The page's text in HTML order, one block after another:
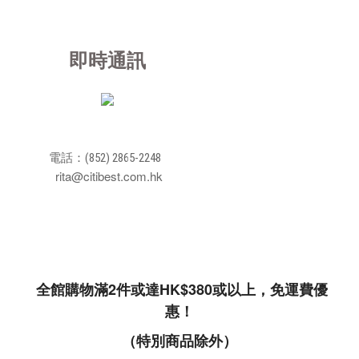
即時通訊
電話：(852) 2865-2248
rita@citibest.com.hk
全館購物滿2件或達HK$380或以上，免運費優
惠！
（特別商品除外）